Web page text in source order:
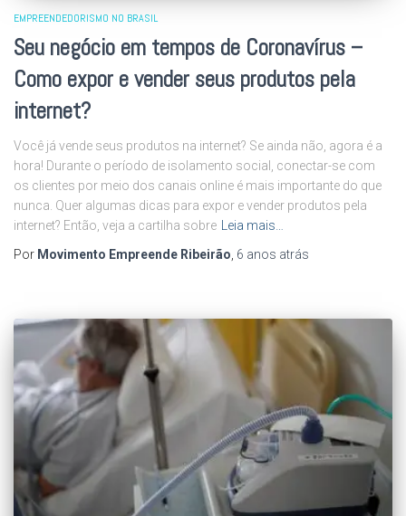
EMPREENDEDORISMO NO BRASIL
Seu negócio em tempos de Coronavírus –
Como expor e vender seus produtos pela
internet?
Você já vende seus produtos na internet? Se ainda não, agora é a
hora! Durante o período de isolamento social, conectar-se com
os clientes por meio dos canais online é mais importante do que
nunca. Quer algumas dicas para expor e vender produtos pela
internet? Então, veja a cartilha sobre Leia mais…
Por Movimento Empreende Ribeirão, 6 anos atrás